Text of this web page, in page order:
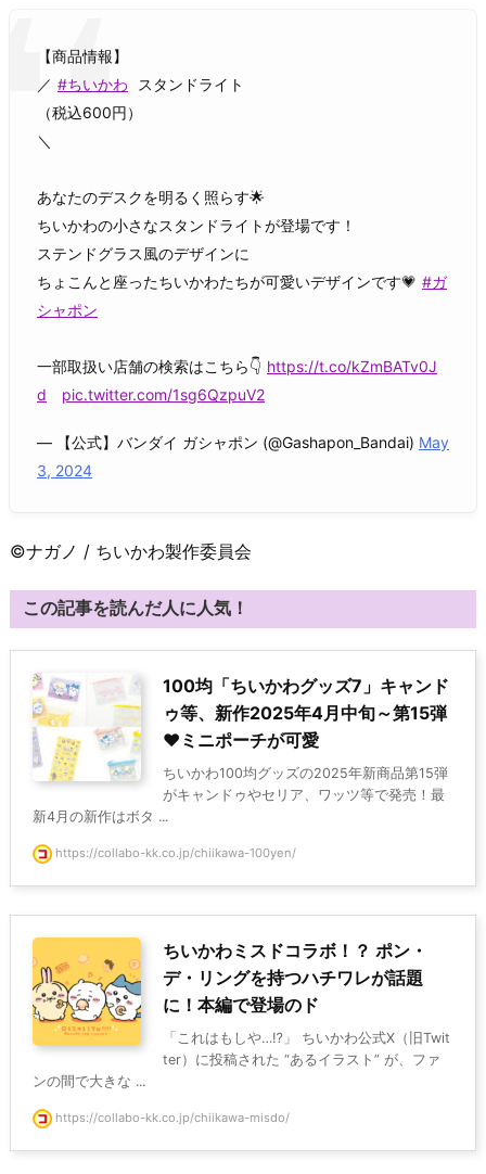
【商品情報】
／ #ちいかわ
スタンドライト
（税込600円）
＼
あなたのデスクを明るく照らす🌟
ちいかわの小さなスタンドライトが登場です！
ステンドグラス風のデザインに
ちょこんと座ったちいかわたちが可愛いデザインです💗 #ガ
シャポン
一部取扱い店舗の検索はこちら👇 https://t.co/kZmBATv0J
d
pic.twitter.com/1sg6QzpuV2
— 【公式】バンダイ ガシャポン (@Gashapon_Bandai) May
3, 2024
©ナガノ / ちいかわ製作委員会
この記事を読んだ人に人気！
100均「ちいかわグッズ7」キャンド
ゥ等、新作2025年4月中旬～第15弾
♥ミニポーチが可愛
ちいかわ100均グッズの2025年新商品第15弾
がキャンドゥやセリア、ワッツ等で発売！最
新4月の新作はボタ ...
https://collabo-kk.co.jp/chiikawa-100yen/
ちいかわミスドコラボ！？ ポン・
デ・リングを持つハチワレが話題
に！本編で登場のド
「これはもしや…⁉」 ちいかわ公式X（旧Twit
ter）に投稿された “あるイラスト” が、ファ
ンの間で大きな ...
https://collabo-kk.co.jp/chiikawa-misdo/